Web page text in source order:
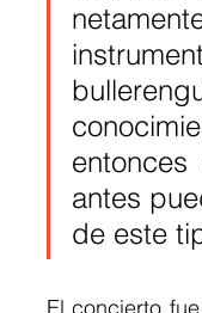
antes
de este